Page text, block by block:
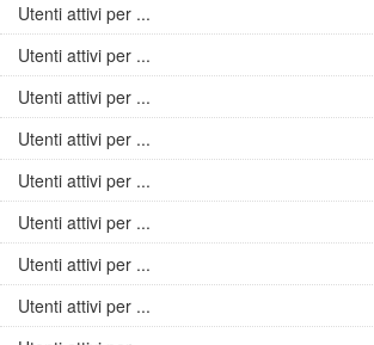
Utenti attivi per ...
Utenti attivi per ...
Utenti attivi per ...
Utenti attivi per ...
Utenti attivi per ...
Utenti attivi per ...
Utenti attivi per ...
Utenti attivi per ...